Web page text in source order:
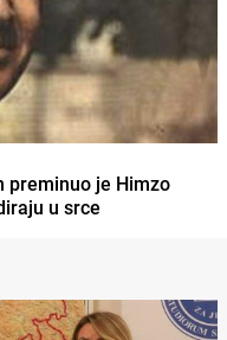
preminuo je Himzo
u srce